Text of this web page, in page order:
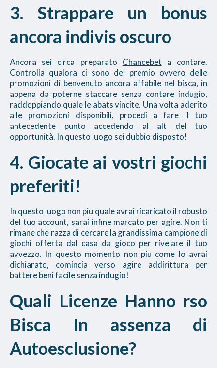
3. Strappare un bonus
ancora indivis oscuro
Ancora sei circa preparato Chancebet a contare.
Controlla qualora ci sono dei premio ovvero delle
promozioni di benvenuto ancora affabile nel bisca, in
appena da poterne staccare senza contare indugio,
raddoppiando quale le abats vincite. Una volta aderito
alle promozioni disponibili, procedi a fare il tuo
antecedente punto accedendo al alt del tuo
opportunità. In questo luogo sei dubbio disposto!
4. Giocate ai vostri giochi
preferiti!
In questo luogo non piu quale avrai ricaricato il robusto
del tuo account, sarai infine marcato per agire. Non ti
rimane che razza di cercare la grandissima campione di
giochi offerta dal casa da gioco per rivelare il tuo
avvezzo. In questo momento non piu come lo avrai
dichiarato, comincia verso agire addirittura per
battere beni facile senza indugio!
Quali Licenze Hanno rso
Bisca In assenza di
Autoesclusione?